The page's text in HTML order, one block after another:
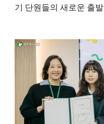
기 단원들의 새로운 출